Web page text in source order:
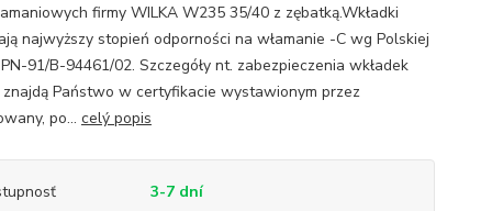
firmy WILKA W235 35/40 z zębatką.Wkładki
najwyższy stopień odporności na włamanie -C wg Polskiej
91/B-94461/02. Szczegóły nt. zabezpieczenia wkładek
znajdą Państwo w certyfikacie wystawionym przez
po... celý popis
3-7 dní